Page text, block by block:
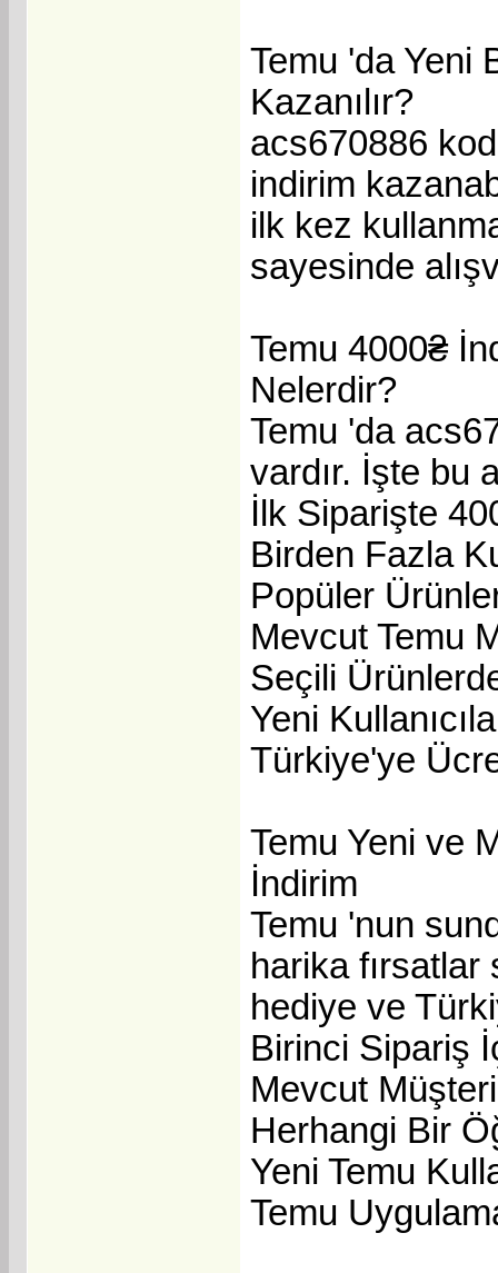
Temu 'da Yeni
Kazanılır?
acs670886
indirim
ilk kez
sayesinde
Temu 4000₴
Nelerdir?
Temu 'da
vardır. İşte bu
İlk Siparişte
Birden Fazla
Popüler
Mevcut Temu
Seçili
Yeni
Türkiye'ye
Temu Yeni ve
İndirim
Temu 'nun
harika fırsatlar
hediye ve
Birinci Sipariş
Mevcut
Herhangi Bir
Yeni Temu
Temu